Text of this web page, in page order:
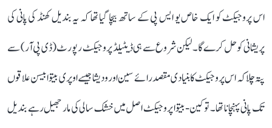
اس پروجیکٹ کو ایک خاص یو ایس پی کے ساتھ بیچا گیا تھا کہ یہ بندیل کھنڈ کی پانی کی
پریشانی کو حل کرے گا۔ لیکن شروع سے ہی ڈیٹیلڈ پروجیکٹ رپورٹ (ڈی پی آر) سے
پتہ چلا کہ اس پروجیکٹ کا بنیادی مقصد رائے سین اور ودیشا جیسے اوپری بیتوا بیسن علاقوں
تک پانی پہنچانا تھا۔ تو کین-بیتوا پروجیکٹ اصل میں خشک سالی کی مار جھیل رہے بندیل